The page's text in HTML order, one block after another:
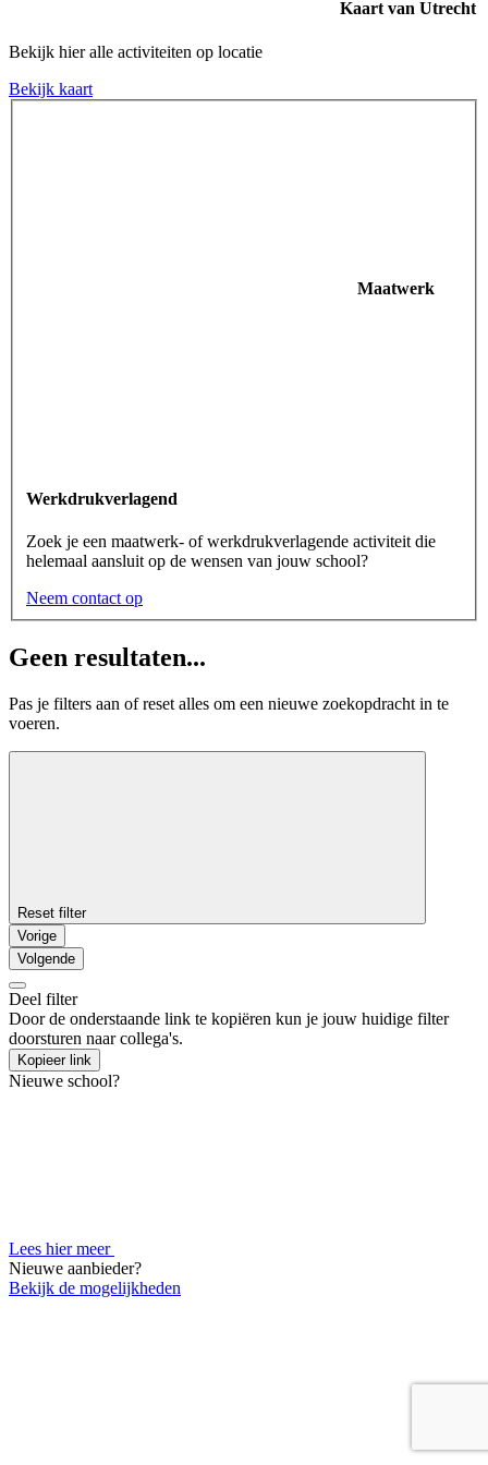
Kaart van Utrecht
Bekijk hier alle activiteiten op locatie
Bekijk kaart
Maatwerk
Werkdrukverlagend
Zoek je een maatwerk- of werkdrukverlagende activiteit die
helemaal aansluit op de wensen van jouw school?
Neem contact op
Geen resultaten...
Pas je filters aan of reset alles om een nieuwe zoekopdracht in te
voeren.
Reset filter
Vorige
Volgende
Deel filter
Door de onderstaande link te kopiëren kun je jouw huidige filter
doorsturen naar collega's.
Kopieer link
Nieuwe school?
Lees hier meer
Nieuwe aanbieder?
Bekijk de mogelijkheden